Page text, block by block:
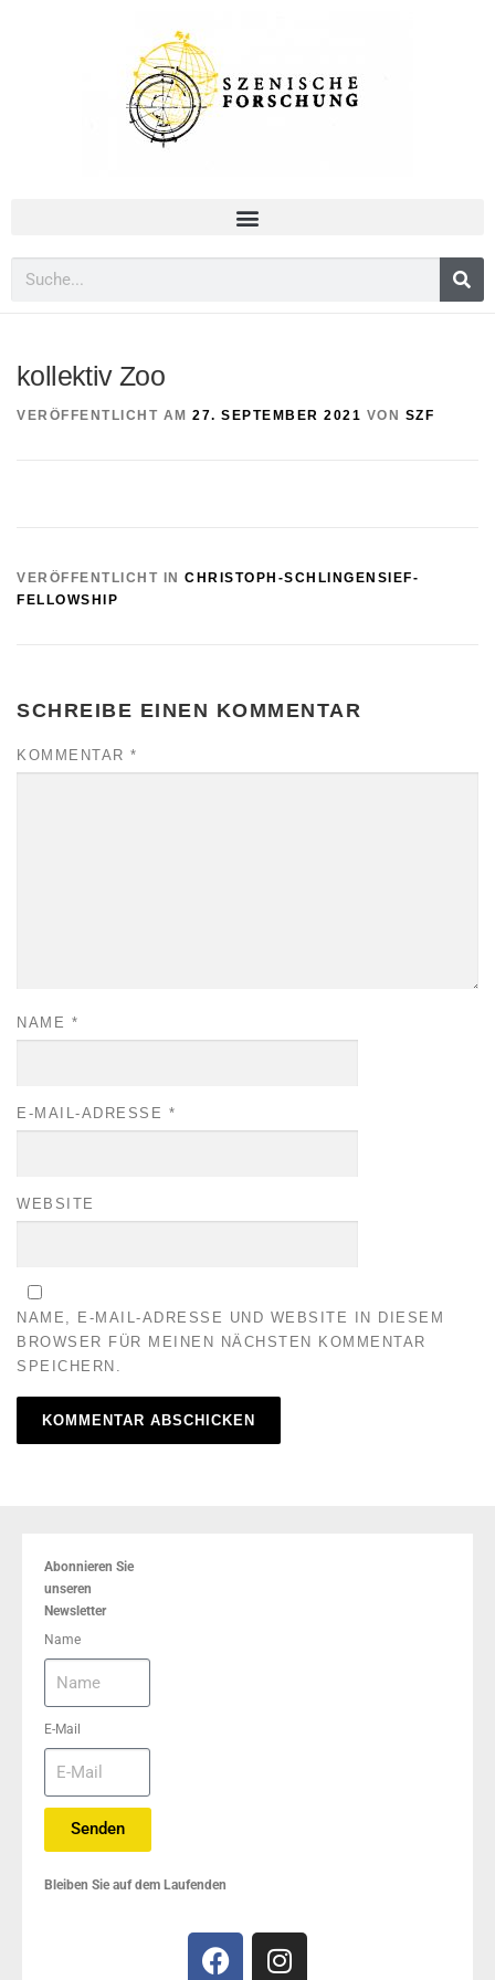
kollektiv Zoo
VERÖFFENTLICHT AM 27. SEPTEMBER 2021 VON SZF
VERÖFFENTLICHT IN CHRISTOPH-SCHLINGENSIEF-
FELLOWSHIP
SCHREIBE EINEN KOMMENTAR
KOMMENTAR *
NAME *
E-MAIL-ADRESSE *
WEBSITE
NAME, E-MAIL-ADRESSE UND WEBSITE IN DIESEM
BROWSER FÜR MEINEN NÄCHSTEN KOMMENTAR
SPEICHERN.
Abonnieren Sie
unseren
Newsletter
Name
E-Mail
Senden
Bleiben Sie auf dem Laufenden